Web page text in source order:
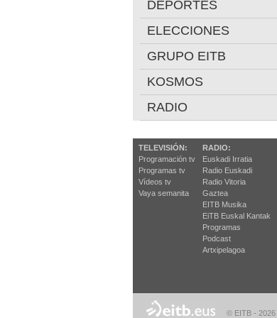
DEPORTES
ELECCIONES
GRUPO EITB
KOSMOS
RADIO
TELEVISIÓN:
Programación tv
Programas tv
Vídeos tv
Vaya semanita
RADIO:
Euskadi Irratia
Radio Euskadi
Radio Vitoria
Gaztea
EITB Musika
EiTB Euskal Kantak
Programas
Podcast
Artxipelagoa
© EITB - 2026